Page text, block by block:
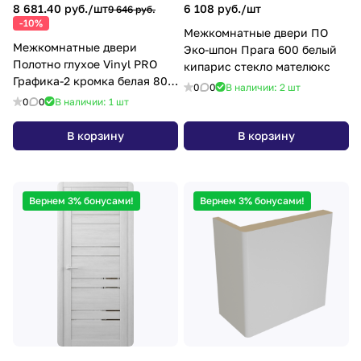
8 681.40 руб./шт9 646 руб.
-10%
Межкомнатные двери
Полотно глухое Vinyl PRO
Графика-2 кромка белая 800
белый
0 0 В наличии: 1 шт
В корзину
6 108 руб./шт
Межкомнатные двери ПО
Эко-шпон Прага 600 белый
кипарис стекло мателюкс
0 0 В наличии: 2 шт
В корзину
Вернем 3% бонусами! Вернем 3% бонусами!